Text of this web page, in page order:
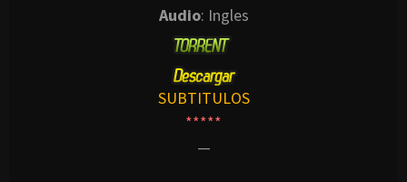
Audio: Ingles
SUBTITULOS
*****
—